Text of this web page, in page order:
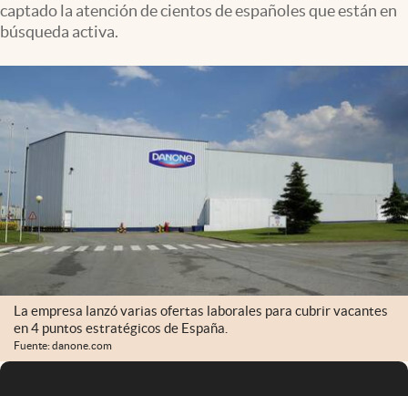
captado la atención de cientos de españoles que están en
búsqueda activa.
La empresa lanzó varias ofertas laborales para cubrir vacantes
en 4 puntos estratégicos de España.
Fuente: danone.com